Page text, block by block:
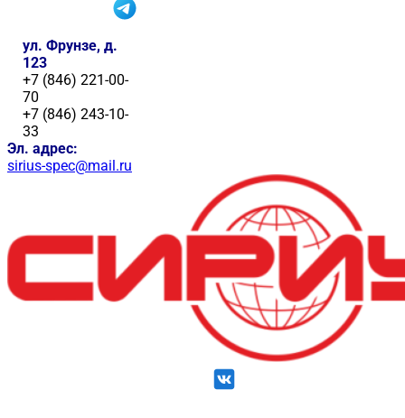
ул. Фрунзе, д.
123
+7 (846) 221-00-
70
+7 (846) 243-10-
33
Эл. адрес:
sirius-spec@mail.ru